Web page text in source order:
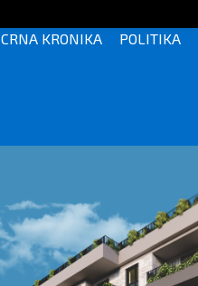
CRNA KRONIKA POLITIKA